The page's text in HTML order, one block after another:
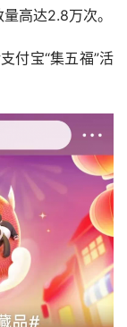
高达2.8万次。
付宝“集五福”活